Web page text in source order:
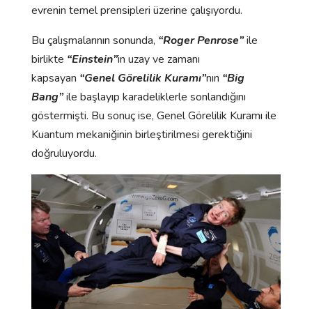
evrenin temel prensipleri üzerine çalışıyordu.
Bu çalışmalarının sonunda, “Roger Penrose”ile
birlikte “Einstein”in uzay ve zamanı
kapsayan “Genel Görelilik Kuramı”nın “Big
Bang”ile başlayıp karadeliklerle sonlandığını
göstermişti. Bu sonuç ise, Genel Görelilik Kuramı ile
Kuantum mekaniğinin birleştirilmesi gerektiğini
doğruluyordu.